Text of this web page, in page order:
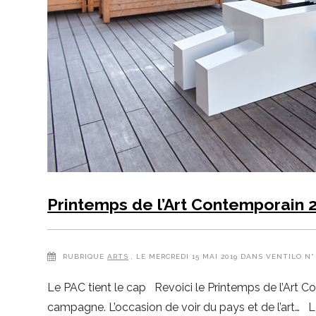
Printemps de l’Art Contemporain
RUBRIQUE ARTS , LE MERCREDI 15 MAI 2019 DANS VENTILO
Le PAC tient le cap Revoici le Printemps de l’Art
campagne. L’occasion de voir du pays et de